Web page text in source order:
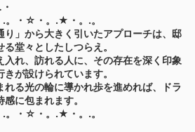
・☆・。.★・。.。
り」から大きく引いたアプローチは、邸
堂々としたしつらえ。
入れ、訪れる人に、その存在を深く印象
が設けられています。
る光の輪に導かれ歩を進めれば、ドラ
に包まれます。
・☆・。.★・。.。